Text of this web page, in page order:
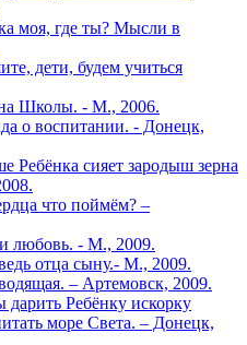
моя, где ты? Мысли в
дети, будем учиться
Школы. - М., 2006.
о воспитании. - Донецк,
сияет зародыш зерна
что поймём? –
любовь. - М., 2009.
отца сыну.- М., 2009.
– Артемовск, 2009.
Ребёнку искорку
море Света. – Донецк,